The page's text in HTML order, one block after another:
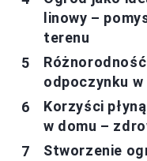
linowy –
terenu
odpoczynku
Korzyści
w domu –
Stworzenie